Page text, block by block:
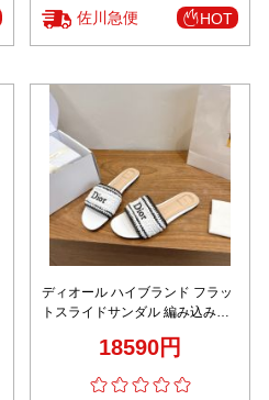
佐川急便 HOT
ディオール ハイブランド フラッ
トスライドサンダル 編み込みロ
18590円